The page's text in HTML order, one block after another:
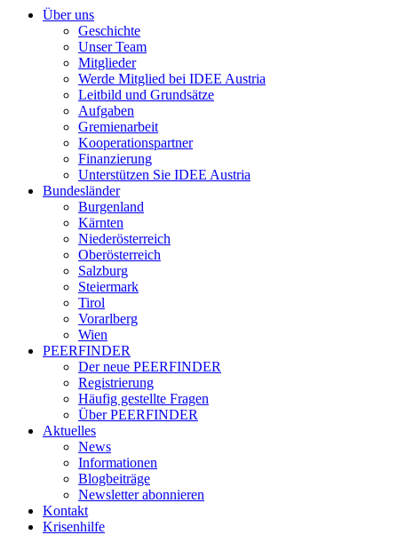
Über uns
Geschichte
Unser Team
Mitglieder
Werde Mitglied bei IDEE Austria
Leitbild und Grundsätze
Aufgaben
Gremienarbeit
Kooperationspartner
Finanzierung
Unterstützen Sie IDEE Austria
Bundesländer
Burgenland
Kärnten
Niederösterreich
Oberösterreich
Salzburg
Steiermark
Tirol
Vorarlberg
Wien
PEERFINDER
Der neue PEERFINDER
Registrierung
Häufig gestellte Fragen
Über PEERFINDER
Aktuelles
News
Informationen
Blogbeiträge
Newsletter abonnieren
Kontakt
Krisenhilfe